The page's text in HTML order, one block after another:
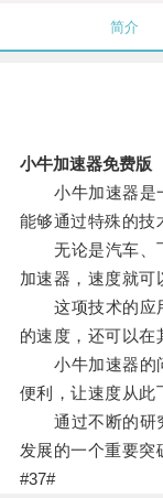
简介
小牛加速器免费版
小牛加速器是一
能够通过特殊的技
无论是汽车、飞
加速器，速度就可
这项技术的应用
的速度，还可以在
小牛加速器的问
便利，让速度从此
通过不断的研究
发展的一个重要突
#37#